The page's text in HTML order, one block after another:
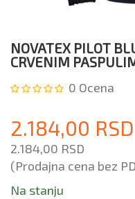
NOVATEX PILOT
CRVENIM
0 Ocena
2.184,00 RSD
2.184,00 RSD
(Prodajna cena bez
Na stanju